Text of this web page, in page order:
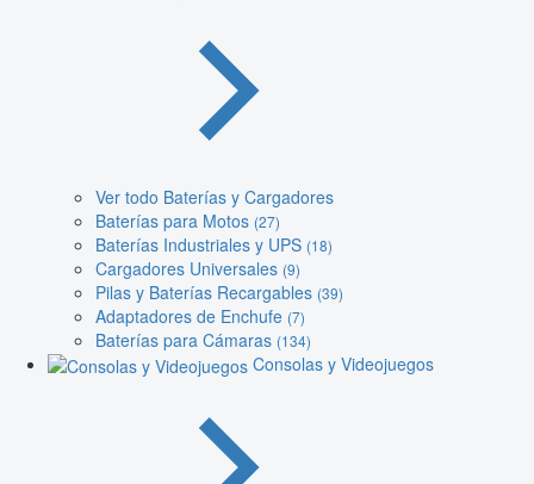
Ver todo Baterías y Cargadores
Baterías para Motos (27)
Baterías Industriales y UPS (18)
Cargadores Universales (9)
Pilas y Baterías Recargables (39)
Adaptadores de Enchufe (7)
Baterías para Cámaras (134)
Consolas y Videojuegos